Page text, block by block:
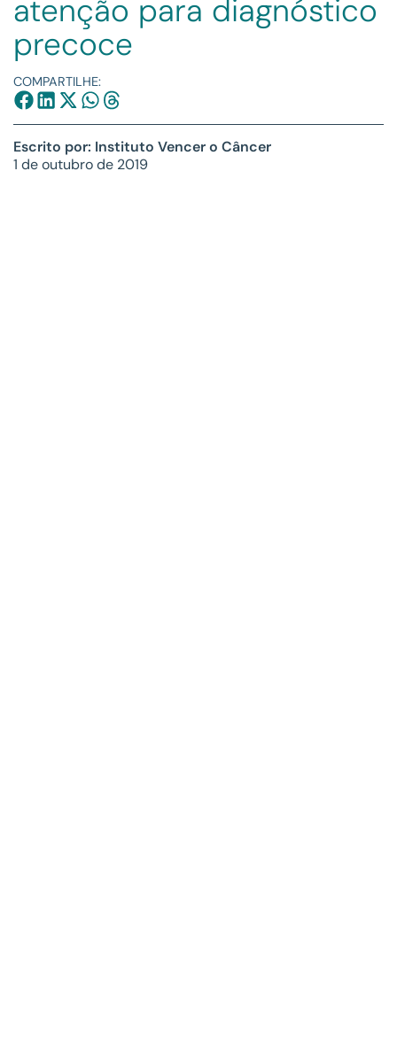
atenção para diagnóstico
precoce
COMPARTILHE:
Escrito por: Instituto Vencer o Câncer
1 de outubro de 2019